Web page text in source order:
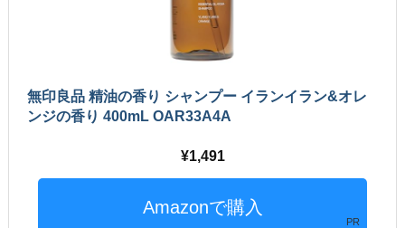
無印良品 精油の香り シャンプー イランイラン&オレ
ンジの香り 400mL OAR33A4A
1,491
PR